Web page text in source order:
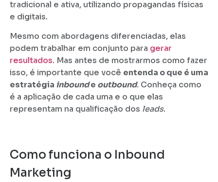
tradicional e ativa, utilizando propagandas físicas
e digitais.
Mesmo com abordagens diferenciadas, elas
podem trabalhar em conjunto para gerar
resultados. Mas antes de mostrarmos como fazer
isso, é importante que você entenda o que é uma
estratégia inbounde outbound. Conheça como
é a aplicação de cada uma e o que elas
representam na qualificação dos leads.
Como funciona o Inbound
Marketing